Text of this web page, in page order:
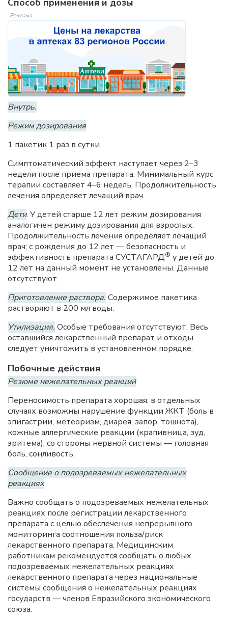
Способ применения и дозы
Реклама
Внутрь.
Режим дозирования
1 пакетик 1 раз в сутки.
Симптоматический эффект наступает через 2–3
недели после приема препарата. Минимальный курс
терапии составляет 4–6 недель. Продолжительность
лечения определяет лечащий врач.
Дети. У детей старше 12 лет режим дозирования
аналогичен режиму дозирования для взрослых.
Продолжительность лечения определяет лечащий
врач; с рождения до 12 лет — безопасность и
эффективность препарата СУСТАГАРД® у детей до
12 лет на данный момент не установлены. Данные
отсутствуют.
Приготовление раствора. Содержимое пакетика
растворяют в 200 мл воды.
Утилизация. Особые требования отсутствуют. Весь
оставшийся лекарственный препарат и отходы
следует уничтожить в установленном порядке.
Побочные действия
Резюме нежелательных реакций
Переносимость препарата хорошая, в отдельных
случаях возможны нарушение функции ЖКТ (боль в
эпигастрии, метеоризм, диарея, запор, тошнота),
кожные аллергические реакции (крапивница, зуд,
эритема), со стороны нервной системы — головная
боль, сонливость.
Сообщение о подозреваемых нежелательных
реакциях
Важно сообщать о подозреваемых нежелательных
реакциях после регистрации лекарственного
препарата с целью обеспечения непрерывного
мониторинга соотношения польза/риск
лекарственного препарата. Медицинским
работникам рекомендуется сообщать о любых
подозреваемых нежелательных реакциях
лекарственного препарата через национальные
системы сообщения о нежелательных реакциях
государств — членов Евразийского экономического
союза.